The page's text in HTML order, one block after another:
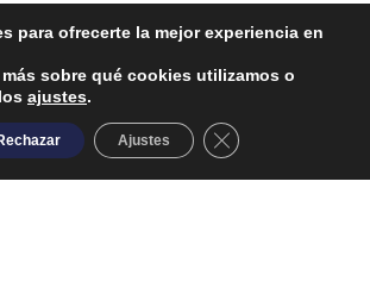
para ofrecerte la mejor experiencia en
sobre qué cookies utilizamos o
ajustes.
Ajustes Close GDPR